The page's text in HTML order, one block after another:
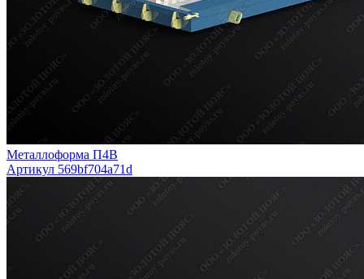
Металлоформа П4В
Артикул 569bf704a71d